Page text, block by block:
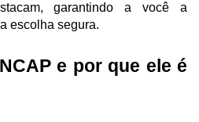
garantindo a você a
escolha segura.
e por que ele é